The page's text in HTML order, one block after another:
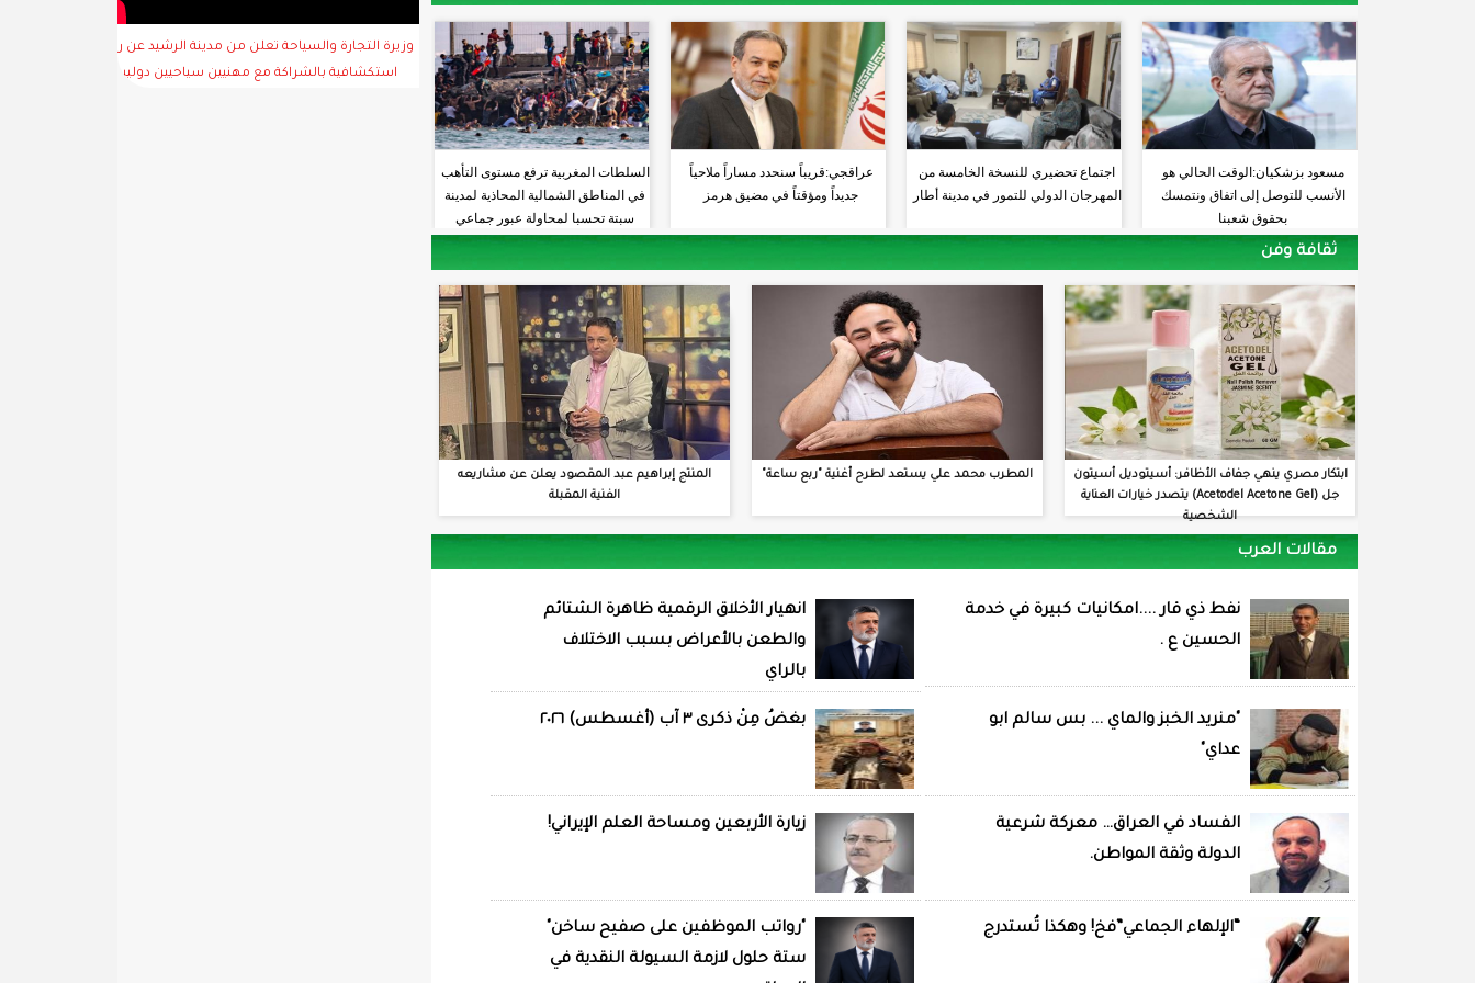
وزيرة التجارة والسياحة تعلن من مدينة الرشيد عن رحلة
استكشافية بالشراكة مع مهنيين سياحيين دوليين
مسعود بزشكيان:الوقت الحالي هو
الأنسب للتوصل إلى اتفاق ونتمسك
بحقوق شعبنا
اجتماع تحضيري للنسخة الخامسة من
المهرجان الدولي للتمور في مدينة أطار
عراقجي:قريباً سنحدد مساراً ملاحياً
جديداً ومؤقتاً في مضيق هرمز
السلطات المغربية ترفع مستوى التأهب
في المناطق الشمالية المحاذية لمدينة
سبتة تحسبا لمحاولة عبور جماعي
جديدة
ثقافة وفن
ابتكار مصري ينهي جفاف الأظافر: أسيتوديل أسيتون
جل (Acetodel Acetone Gel) يتصدر خيارات العناية
الشخصية
المطرب محمد علي يستعد لطرح أغنية "ربع ساعة"
المنتج إبراهيم عبد المقصود يعلن عن مشاريعه
الفنية المقبلة
مقالات العرب
نفط ذي قار ....امكانيات كبيرة في خدمة
الحسين ع .
انهيار الأخلاق الرقمية ظاهرة الشتائم
والطعن بالأعراض بسبب الاختلاف
بالراي
"منريد الخبز والماي ... بس سالم ابو
عداي"
بغضُ مِنْ ذكرى ٣ آب (أغسطس) ٢٠٢٦
الفساد في العراق… معركة شرعية
الدولة وثقة المواطن.
زيارة الأربعين ومساحة العلم الإيراني!
“الإلهاء الجماعي”فخ! وهكذا تُستدرج
"رواتب الموظفين على صفيح ساخن"
ستة حلول لازمة السيولة النقدية في